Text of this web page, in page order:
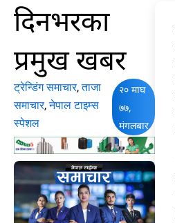
दिनभरका
प्रमुख खबर
ट्रेन्डिंग समाचार,ताजा
समाचार,नेपाल टाइम्स
स्पेशल
२० माघ
७७,
मंगलबार